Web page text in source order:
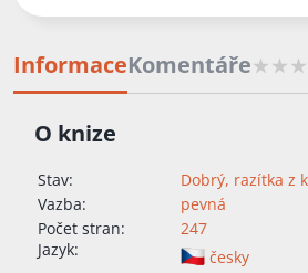
InformaceKomentáře
O knize
Stav:
Dobrý, razítka z
Vazba:
pevná
Počet stran:
247
Jazyk:
česky